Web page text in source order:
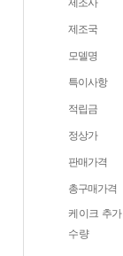
제조사
제조국
모델명
특이사항
적립금
정상가
판매가격
총구매가격
케이크 추가
수량